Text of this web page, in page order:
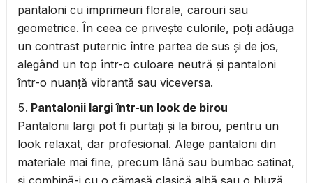
pantaloni cu imprimeuri florale, carouri sau
geometrice. În ceea ce privește culorile, poți adăuga
un contrast puternic între partea de sus și de jos,
alegând un top într-o culoare neutră și pantaloni
într-o nuanță vibrantă sau viceversa.
Pantalonii largi într-un look de birou
Pantalonii largi pot fi purtați și la birou, pentru un
look relaxat, dar profesional. Alege pantaloni din
materiale mai fine, precum lână sau bumbac satinat,